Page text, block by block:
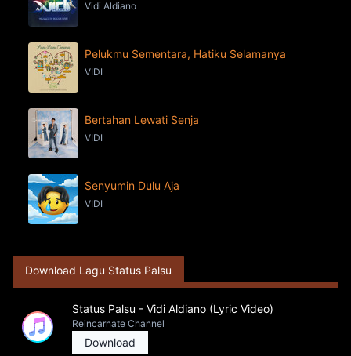
Vidi Aldiano
Pelukmu Sementara, Hatiku Selamanya
VIDI
Bertahan Lewati Senja
VIDI
Senyumin Dulu Aja
VIDI
Download Lagu Status Palsu
Status Palsu - Vidi Aldiano (Lyric Video)
Reincarnate Channel
Download